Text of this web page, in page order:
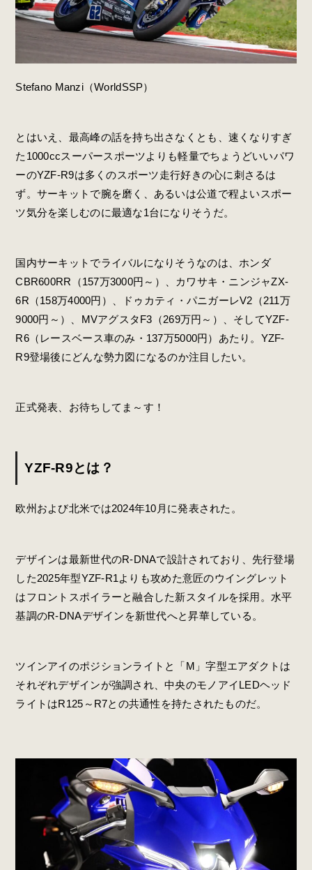
Stefano Manzi（WorldSSP）
とはいえ、最高峰の話を持ち出さなくとも、速くなりすぎ
た1000ccスーパースポーツよりも軽量でちょうどいいパワ
ーのYZF-R9は多くのスポーツ走行好きの心に刺さるは
ず。サーキットで腕を磨く、あるいは公道で程よいスポー
ツ気分を楽しむのに最適な1台になりそうだ。
国内サーキットでライバルになりそうなのは、ホンダ
CBR600RR（157万3000円～）、カワサキ・ニンジャZX-
6R（158万4000円）、ドゥカティ・パニガーレV2（211万
9000円～）、MVアグスタF3（269万円～）、そしてYZF-
R6（レースベース車のみ・137万5000円）あたり。YZF-
R9登場後にどんな勢力図になるのか注目したい。
正式発表、お待ちしてま～す！
YZF-R9とは？
欧州および北米では2024年10月に発表された。
デザインは最新世代のR-DNAで設計されており、先行登場
した2025年型YZF-R1よりも攻めた意匠のウイングレット
はフロントスポイラーと融合した新スタイルを採用。水平
基調のR-DNAデザインを新世代へと昇華している。
ツインアイのポジションライトと「M」字型エアダクトは
それぞれデザインが強調され、中央のモノアイLEDヘッド
ライトはR125～R7との共通性を持たされたものだ。